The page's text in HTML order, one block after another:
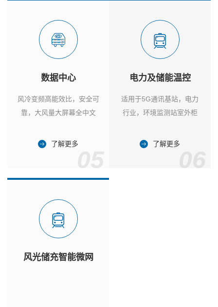
数据中心
风冷变频高能效比，安全可
靠，大风量大屏幕全中文
了解更多
电力及储能温控
适用于5G通讯基站，电力
行业，环境监测站室外柜
了解更多
风光储充智能微网